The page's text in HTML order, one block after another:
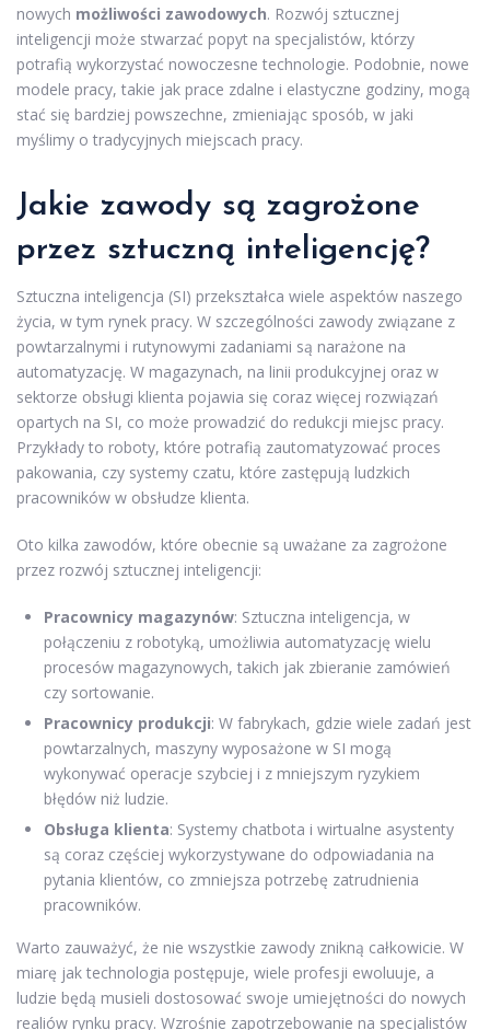
nowych możliwości zawodowych. Rozwój sztucznej
inteligencji może stwarzać popyt na specjalistów, którzy
potrafią wykorzystać nowoczesne technologie. Podobnie, nowe
modele pracy, takie jak prace zdalne i elastyczne godziny, mogą
stać się bardziej powszechne, zmieniając sposób, w jaki
myślimy o tradycyjnych miejscach pracy.
Jakie zawody są zagrożone
przez sztuczną inteligencję?
Sztuczna inteligencja (SI) przekształca wiele aspektów naszego
życia, w tym rynek pracy. W szczególności zawody związane z
powtarzalnymi i rutynowymi zadaniami są narażone na
automatyzację. W magazynach, na linii produkcyjnej oraz w
sektorze obsługi klienta pojawia się coraz więcej rozwiązań
opartych na SI, co może prowadzić do redukcji miejsc pracy.
Przykłady to roboty, które potrafią zautomatyzować proces
pakowania, czy systemy czatu, które zastępują ludzkich
pracowników w obsłudze klienta.
Oto kilka zawodów, które obecnie są uważane za zagrożone
przez rozwój sztucznej inteligencji:
Pracownicy magazynów: Sztuczna inteligencja, w
połączeniu z robotyką, umożliwia automatyzację wielu
procesów magazynowych, takich jak zbieranie zamówień
czy sortowanie.
Pracownicy produkcji: W fabrykach, gdzie wiele zadań jest
powtarzalnych, maszyny wyposażone w SI mogą
wykonywać operacje szybciej i z mniejszym ryzykiem
błędów niż ludzie.
Obsługa klienta: Systemy chatbota i wirtualne asystenty
są coraz częściej wykorzystywane do odpowiadania na
pytania klientów, co zmniejsza potrzebę zatrudnienia
pracowników.
Warto zauważyć, że nie wszystkie zawody znikną całkowicie. W
miarę jak technologia postępuje, wiele profesji ewoluuje, a
ludzie będą musieli dostosować swoje umiejętności do nowych
realiów rynku pracy. Wzrośnie zapotrzebowanie na specjalistów